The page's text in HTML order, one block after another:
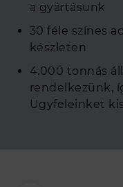
a gyártásunk
30 féle színes
készleten
4.000 tonnás
rendelkezünk,
Ügyfeleinket